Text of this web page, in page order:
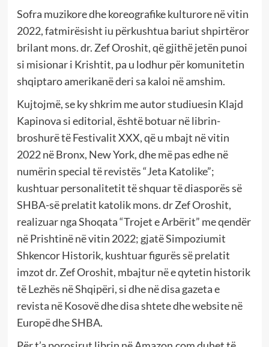
Sofra muzikore dhe koreografike kulturore në vitin
2022, fatmirësisht iu përkushtua bariut shpirtëror
brilant mons. dr. Zef Oroshit, që gjithë jetën punoi
si misionar i Krishtit, pa u lodhur për komunitetin
shqiptaro amerikanë deri sa kaloi në amshim.
Kujtojmë, se ky shkrim me autor studiuesin Klajd
Kapinova si editorial, është botuar në librin-
broshurë të Festivalit XXX, që u mbajt në vitin
2022 në Bronx, New York, dhe më pas edhe në
numërin special të revistës “Jeta Katolike”;
kushtuar personalitetit të shquar të diasporës së
SHBA-së prelatit katolik mons. dr Zef Oroshit,
realizuar nga Shoqata “Trojet e Arbërit” me qendër
në Prishtinë në vitin 2022; gjatë Simpoziumit
Shkencor Historik, kushtuar figurës së prelatit
imzot dr. Zef Oroshit, mbajtur në e qytetin historik
të Lezhës në Shqipëri, si dhe në disa gazeta e
revista në Kosovë dhe disa shtete dhe website në
Europë dhe SHBA.